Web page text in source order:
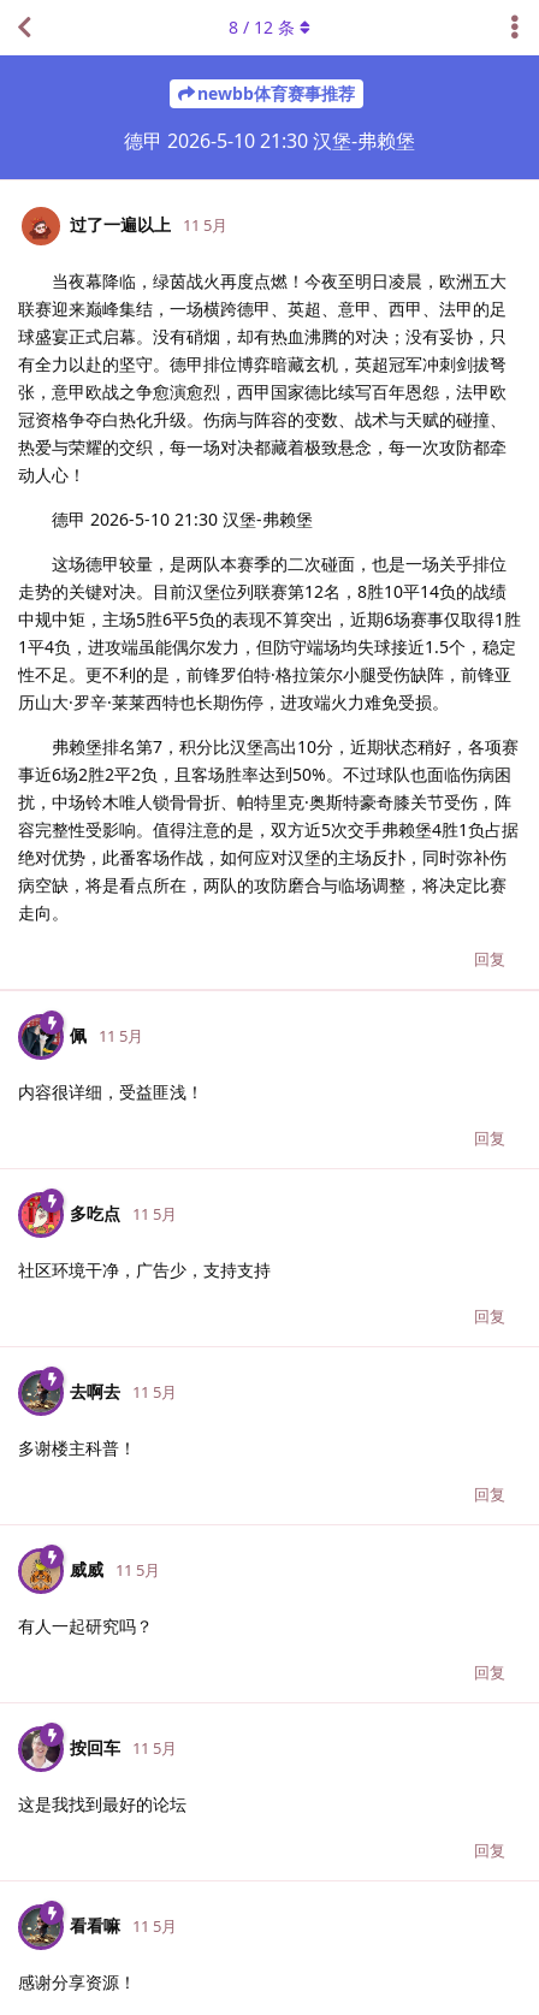
newbb体育赛事推荐
德甲 2026-5-10 21:30 汉堡-弗赖堡
8 / 12 条
过了一遍以上 11 5月
当夜幕降临，绿茵战火再度点燃！今夜至明日凌晨，欧洲五大
联赛迎来巅峰集结，一场横跨德甲、英超、意甲、西甲、法甲的足
球盛宴正式启幕。没有硝烟，却有热血沸腾的对决；没有妥协，只
有全力以赴的坚守。德甲排位博弈暗藏玄机，英超冠军冲刺剑拔弩
张，意甲欧战之争愈演愈烈，西甲国家德比续写百年恩怨，法甲欧
冠资格争夺白热化升级。伤病与阵容的变数、战术与天赋的碰撞、
热爱与荣耀的交织，每一场对决都藏着极致悬念，每一次攻防都牵
动人心！
德甲 2026-5-10 21:30 汉堡-弗赖堡
这场德甲较量，是两队本赛季的二次碰面，也是一场关乎排位
走势的关键对决。目前汉堡位列联赛第12名，8胜10平14负的战绩
中规中矩，主场5胜6平5负的表现不算突出，近期6场赛事仅取得1胜
1平4负，进攻端虽能偶尔发力，但防守端场均失球接近1.5个，稳定
性不足。更不利的是，前锋罗伯特·格拉策尔小腿受伤缺阵，前锋亚
历山大·罗辛·莱莱西特也长期伤停，进攻端火力难免受损。
弗赖堡排名第7，积分比汉堡高出10分，近期状态稍好，各项赛
事近6场2胜2平2负，且客场胜率达到50%。不过球队也面临伤病困
扰，中场铃木唯人锁骨骨折、帕特里克·奥斯特豪奇膝关节受伤，阵
容完整性受影响。值得注意的是，双方近5次交手弗赖堡4胜1负占据
绝对优势，此番客场作战，如何应对汉堡的主场反扑，同时弥补伤
病空缺，将是看点所在，两队的攻防磨合与临场调整，将决定比赛
走向。
回复
佩 11 5月
内容很详细，受益匪浅！
回复
多吃点 11 5月
社区环境干净，广告少，支持支持
回复
去啊去 11 5月
多谢楼主科普！
回复
威威 11 5月
有人一起研究吗？
回复
按回车 11 5月
这是我找到最好的论坛
回复
看看嘛 11 5月
感谢分享资源！